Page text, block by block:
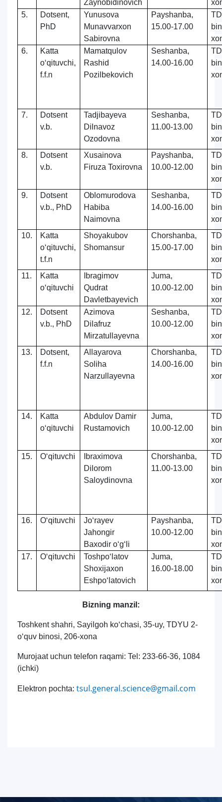
Zaynobidinovich
5.
Dotsent,
PhD
Yunusova
Munavvarxon
Sabirovna
Payshanba,
15.00-17.00
6.
Katta
o‘qituvchi,
f.f.n
Mamatqulov
Rashid
Pozilbekovich
Seshanba,
14.00-16.00
7.
Dotsent
v.b.
Tadjibayeva
Dilnavoz
Ozodovna
Seshanba,
11.00-13.00
8.
Dotsent
v.b.
Xusainova
Firuza Toxirovna
Payshanba,
10.00-12.00
9.
Dotsent
v.b., PhD
Oblomurodova
Habiba
Naimovna
Seshanba,
14.00-16.00
10.
Katta
o‘qituvchi,
t.f.n
Shoyakubov
Shomansur
Chorshanba,
15.00-17.00
11.
Katta
o‘qituvchi
Ibragimov
Qudrat
Davletbayevich
Juma,
10.00-12.00
12.
Dotsent
v.b., PhD
Azimova
Dilafruz
Mirzatullayevna
Seshanba,
10.00-12.00
13.
Dotsent,
f.f.n
Allayarova
Soliha
Narzullayevna
Chorshanba,
14.00-16.00
14.
Katta
o‘qituvchi
Abdulov Damir
Rustamovich
Juma,
10.00-12.00
15.
O‘qituvchi
Ibraximova
Dilorom
Saloydinovna
Chorshanba,
11.00-13.00
16. O‘qituvchi
Jo‘rayev
Jahongir
Baxodir o‘g‘li
Payshanba,
10.00-12.00
17.
O‘qituvchi
Toshpo‘latov
Shoxijaxon
Eshpo‘latovich
Juma,
16.00-18.00
Bizning manzil:
Toshkent shahri, Sayilgoh ko‘chasi, 35-uy, TDYU 2-
o‘quv binosi, 206-xona
Murojaat uchun telefon raqami: Tel: 233-66-36, 1084
(ichki)
Elektron pochta: tsul.general.science@gmail.com